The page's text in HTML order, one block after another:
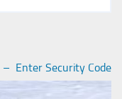
Enter Security Code